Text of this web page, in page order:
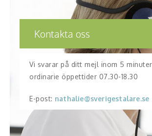
Kontakta oss
Vi svarar på ditt mejl inom 5
ordinarie öppettider 07.30-18.30
E-post: nathalie@sverigestalare.se